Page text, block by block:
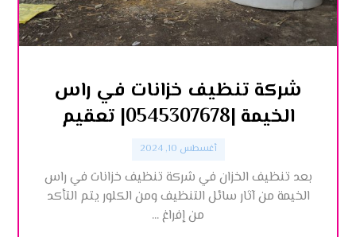
شركة تنظيف خزانات في راس
الخيمة |0545307678| تعقيم
أغسطس 10, 2024
بعد تنظيف الخزان في شركة تنظيف خزانات في راس
الخيمة من آثار سائل التنظيف ومن الكلور يتم التأكد
من إفراغ ...